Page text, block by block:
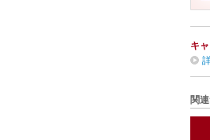
キ
関